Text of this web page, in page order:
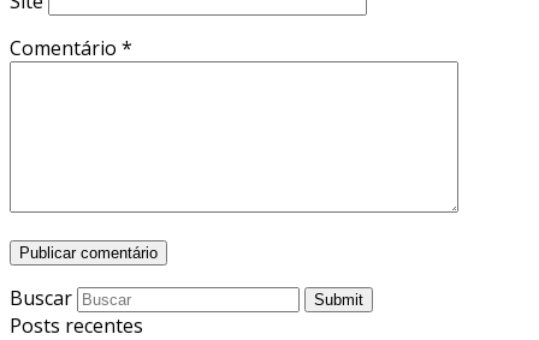
Comentário *
Buscar Submit
Posts recentes